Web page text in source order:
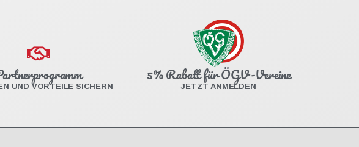
UND VORTEILE SICHERN
5% Rabatt für ÖGV-Vereine
JETZT ANMELDEN